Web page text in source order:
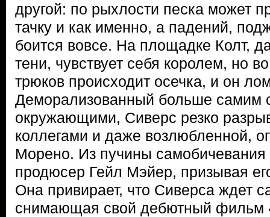
другой: по рыхлости песка может
тачку и как именно, а падений,
боится вовсе. На площадке Колт,
тени, чувствует себя королем, но
трюков происходит осечка, и он
Деморализованный больше самим
окружающими, Сиверс резко
коллегами и даже возлюбленной,
Морено. Из пучины самобичевания
продюсер Гейл Мэйер, призывая
Она привирает, что Сиверса ждет
снимающая свой дебютный